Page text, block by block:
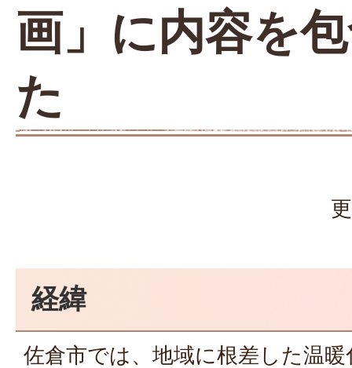
画」に内容を
た
経緯
佐倉市では、地域に根差した温